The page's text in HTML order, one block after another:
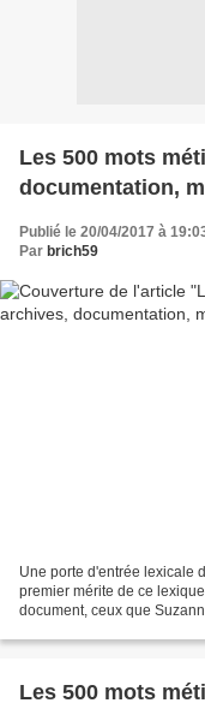
Les 500 mots
documentation,
Publié le 20/04/2017 à
Par brich59
Une porte d'entrée lexicale
premier mérite de ce
document, ceux que
Les 500 mots